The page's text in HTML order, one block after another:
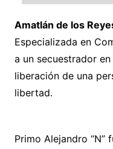
Amatlán de los
Especializada en
a un secuestrador
liberación de una
libertad.
Primo Alejandro “N”